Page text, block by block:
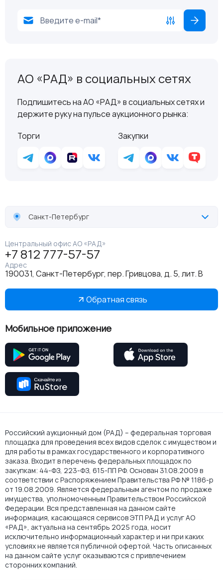
АО «РАД» в социальных сетях
Подпишитесь на АО «РАД» в социальных сетях и
держите руку на пульсе аукционного рынка:
Торги
Закупки
Санкт-Петербург
Центральный офис АО «РАД»
+7 812 777-57-57
Адрес
190031, Санкт-Петербург, пер. Гривцова, д. 5, лит. В
Обратная связь
Мобильное приложение
Российский аукционный дом (РАД) – федеральная торговая
площадка для проведения всех видов сделок с имуществом и
для работы в рамках государственного и корпоративного
заказа. Входит в перечень федеральных площадок по
закупкам: 44-ФЗ, 223-ФЗ, 615-ПП РФ. Основан 31.08.2009 в
соответствии с Распоряжением Правительства РФ № 1186-р
от 19.08.2009. Является федеральным агентом по продаже
имущества, уполномоченным Правительством Российской
Федерации. Вся представленная на данном сайте
информация, касающаяся сервисов ЭТП РАД и услуг АО
«РАД», актуальна на сентябрь 2025 года, носит
исключительно информационный характер и ни при каких
условиях не является публичной офертой. Часть описанных
на данном сайте услуг оказываются с привлечением
сторонних компаний.